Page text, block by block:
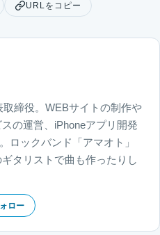
URLをコピー
取締役。WEBサイトの制作や
の運営、iPhoneアプリ開発
ロックバンド「アマオト」
ギタリストで曲も作ったりし
ロー